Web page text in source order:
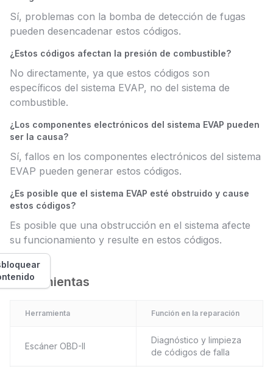
Sí, problemas con la bomba de detección de fugas
pueden desencadenar estos códigos.
¿Estos códigos afectan la presión de combustible?
No directamente, ya que estos códigos son
específicos del sistema EVAP, no del sistema de
combustible.
¿Los componentes electrónicos del sistema EVAP pueden
ser la causa?
Sí, fallos en los componentes electrónicos del sistema
EVAP pueden generar estos códigos.
¿Es posible que el sistema EVAP esté obstruido y cause
estos códigos?
Es posible que una obstrucción en el sistema afecte
su funcionamiento y resulte en estos códigos.
Herramientas
Herramienta Función en la reparación
Escáner OBD-II
Diagnóstico y limpieza
de códigos de falla